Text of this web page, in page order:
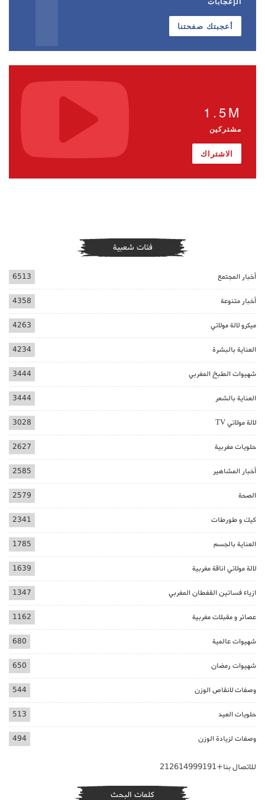
أعجبتك صفحتنا
1.5M
مشتركين
الاشتراك
فئات شعبية
أخبار المجتمع 6513
أخبار متنوعة 4358
ميكرو لالة مولاتي 4263
العناية بالبشرة 4234
شهيوات الطبخ المغربي 3444
العناية بالشعر 3444
لالة مولاتي TV 3028
حلويات مغربية 2627
أخبار المشاهير 2585
الصحة 2579
كيك و طورطات 2341
العناية بالجسم 1785
لالة مولاتي اناقة مغربية 1639
ازياء فساتين القفطان المغربي 1347
عصائر و مقبلات مغربية 1162
شهيوات عالمية 680
شهيوات رمضان 650
وصفات لانقاص الوزن 544
حلويات العيد 513
وصفات لزيادة الوزن 494
للاتصال بنا+212614999191
كلمات البحث